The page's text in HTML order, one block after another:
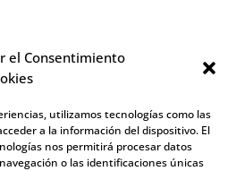
el Consentimiento
utilizamos tecnologías como las
a la información del dispositivo. El
nos permitirá procesar datos
o las identificaciones únicas